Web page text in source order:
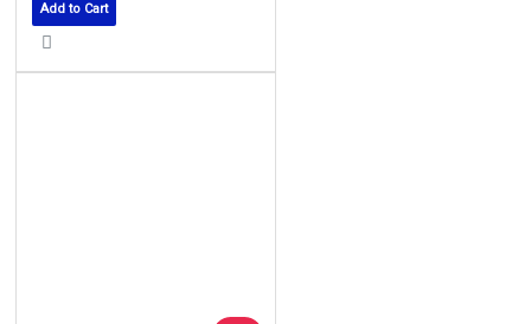
Add to Cart